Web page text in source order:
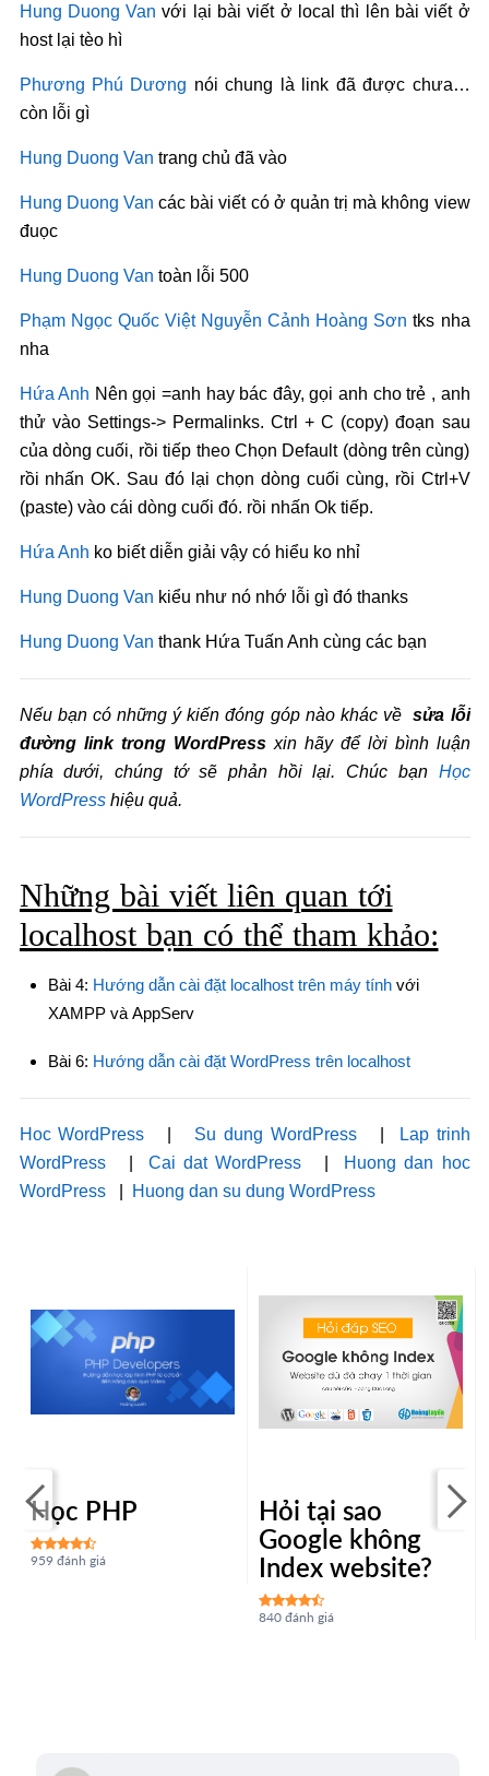
Hung Duong Van với lại bài viết ở local thì lên bài viết ở
host lại tèo hì
Phương Phú Dương nói chung là link đã được chưa…
còn lỗi gì
Hung Duong Van trang chủ đã vào
Hung Duong Van các bài viết có ở quản trị mà không view
đuọc
Hung Duong Van toàn lỗi 500
Phạm Ngọc Quốc Việt Nguyễn Cảnh Hoàng Sơn tks nha
nha
Hứa Anh Nên gọi =anh hay bác đây, gọi anh cho trẻ , anh
thử vào Settings-> Permalinks. Ctrl + C (copy) đoạn sau
của dòng cuối, rồi tiếp theo Chọn Default (dòng trên cùng)
rồi nhấn OK. Sau đó lại chọn dòng cuối cùng, rồi Ctrl+V
(paste) vào cái dòng cuối đó. rồi nhấn Ok tiếp.
Hứa Anh ko biết diễn giải vậy có hiểu ko nhỉ
Hung Duong Van kiểu như nó nhớ lỗi gì đó thanks
Hung Duong Van thank Hứa Tuấn Anh cùng các bạn
Nếu bạn có những ý kiến đóng góp nào khác về sửa lỗi
đường link trong WordPress xin hãy để lời bình luận
phía dưới, chúng tớ sẽ phản hồi lại. Chúc bạn Học
WordPresshiệu quả.
Những bài viết liên quan tới
localhost bạn có thể tham khảo:
Bài 4: Hướng dẫn cài đặt localhost trên máy tínhvới
XAMPP và AppServ
Bài 6: Hướng dẫn cài đặt WordPress trên localhost
Hoc WordPress Su dung WordPress|
Lap trinh
WordPress| Cai dat WordPress
Huong dan hoc
WordPress| Huong dan su dung WordPress
Học PHP
959 đánh giá
Hỏi tại sao
Google không
Index website?
840 đánh giá